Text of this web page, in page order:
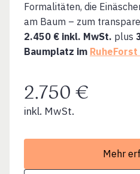
Formalitäten, die
am Baum – zum
2.450 € inkl. MwSt. plus
Baumplatz im
2.750 €
inkl. MwSt.
Mehr